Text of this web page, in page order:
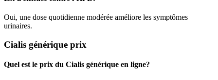
Oui, une dose quotidienne modérée améliore les symptômes
urinaires.
Cialis générique prix
Quel est le prix du Cialis générique en ligne?